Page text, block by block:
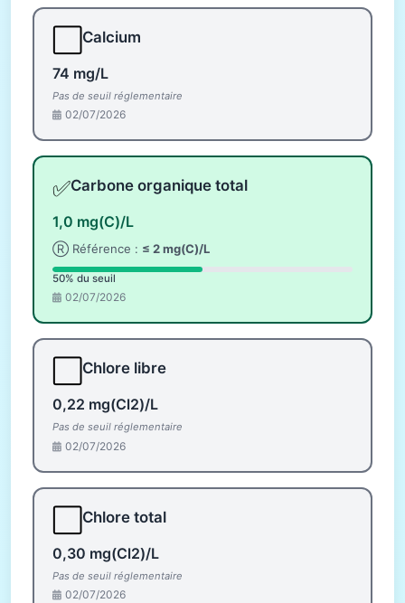
Calcium
74 mg/L
Pas de seuil réglementaire
02/07/2026
✅Carbone organique total
1,0 mg(C)/L
Ⓡ Référence : ≤ 2 mg(C)/L
50% du seuil
02/07/2026
Chlore libre
0,22 mg(Cl2)/L
Pas de seuil réglementaire
02/07/2026
Chlore total
0,30 mg(Cl2)/L
Pas de seuil réglementaire
02/07/2026